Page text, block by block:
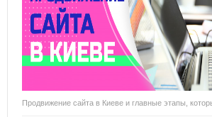
Продвижение сайта в Киеве и главные этапы,